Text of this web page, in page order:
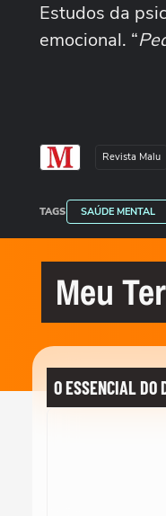
Estudos da
emocional. “
Revista Malu
TAGS SAÚDE MENTAL
Meu
O ESSENCIAL DO